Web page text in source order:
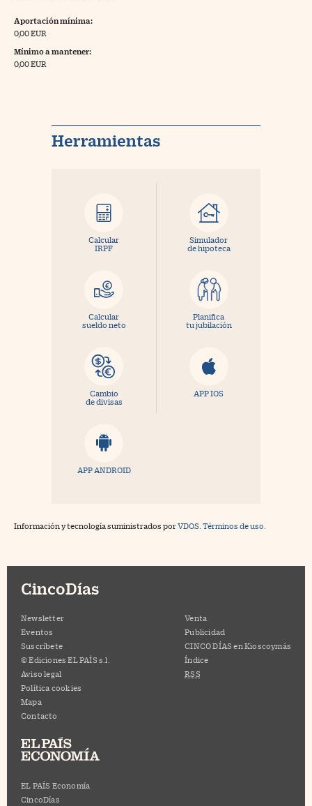
Aportación mínima:
0,00 EUR
Mínimo a mantener:
0,00 EUR
Herramientas
Calcular
IRPF
Simulador
de hipoteca
Calcular
sueldo neto
Planifica
tu jubilación
Cambio
de divisas
APP IOS
APP ANDROID
Información y tecnología suministrados porVDOS Términos de uso.
CincoDías
Newsletter
Eventos
Suscríbete
© Ediciones EL PAÍS s.l.
Aviso legal
Política cookies
Mapa
Contacto
Venta
Publicidad
CINCO DÍAS en Kioscoymás
Índice
RSS
EL PAÍS Economía
CincoDías